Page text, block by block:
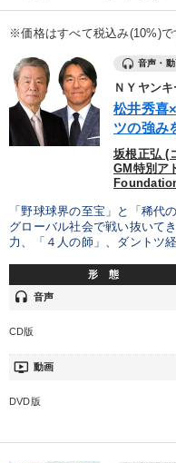
ondemand_video 経営音声・動画を探
全国経営者セミナー収録物以
しいただけます
カテゴリー
「利上げ時代の最新・銀
予測と株式投資」最新刊
最新トレンドと時代の潮流
経営者のための《音声・
147回春季大会
2025年春季全国経営者セ
タル版（音声／動画スト
営業・社員研修 「儲
※価格はすべて税込み(10%)で
音声・
ＮＹヤン
松井秀喜
ツの強み
坂根正弘 (
GM特別ア
「野球球界の至宝」と「稀代
グローバル社会で戦い抜いて
力、「４人の師」、ダントツ
形 態
headset 音声
CD版
ondemand_video 動画
DVD版